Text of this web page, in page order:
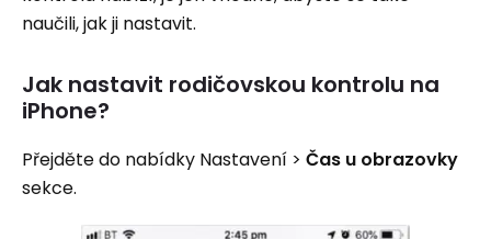
naučili, jak ji nastavit.
Jak nastavit rodičovskou kontrolu na
iPhone?
Přejděte do nabídky Nastavení > Čas u obrazovky
sekce.